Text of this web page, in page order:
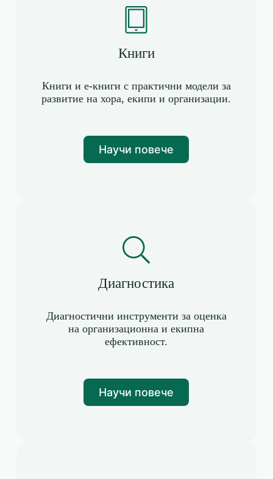
Книги
Книги и е-книги с практични модели за
развитие на хора, екипи и организации.
Научи повече
Диагностика
Диагностични инструменти за оценка
на организационна и екипна
ефективност.
Научи повече